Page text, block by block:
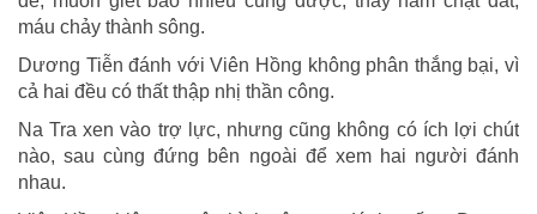
máu chảy thành sông.
Dương Tiễn đánh với Viên Hồng không phân thắng bại, vì
cả hai đều có thất thập nhị thần công.
Na Tra xen vào trợ lực, nhưng cũng không có ích lợi chút
nào, sau cùng đứng bên ngoài để xem hai người đánh
nhau.